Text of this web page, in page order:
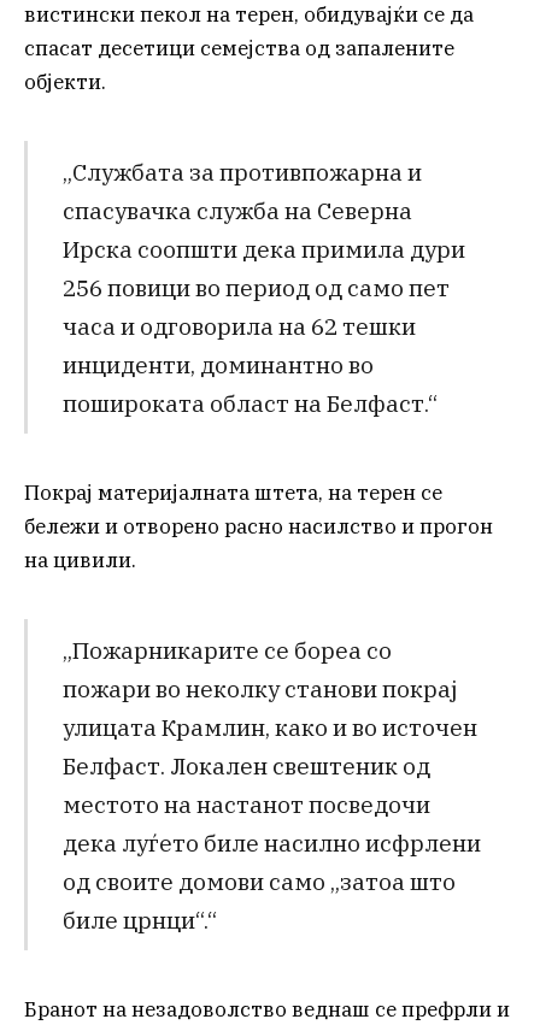
вистински пекол на терен, обидувајќи се да
спасат десетици семејства од запалените
објекти.
„Службата за противпожарна и
спасувачка служба на Северна
Ирска соопшти дека примила дури
256 повици во период од само пет
часа и одговорила на 62 тешки
инциденти, доминантно во
пошироката област на Белфаст.“
Покрај материјалната штета, на терен се
бележи и отворено расно насилство и прогон
на цивили.
„Пожарникарите се бореа со
пожари во неколку станови покрај
улицата Крамлин, како и во источен
Белфаст. Локален свештеник од
местото на настанот посведочи
дека луѓето биле насилно исфрлени
од своите домови само „затоа што
биле црнци“.“
Бранот на незадоволство веднаш се префрли и